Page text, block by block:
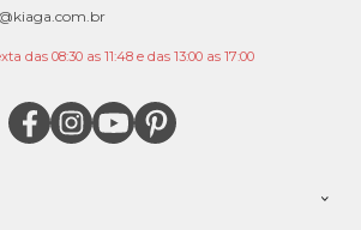
das 08:30 as 11:48 e das 13:00 as 17:00